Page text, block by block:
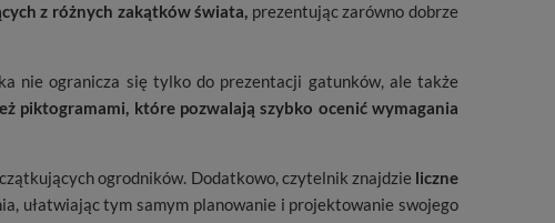
z różnych zakątków świata, prezentując zarówno dobrze
nie ogranicza się tylko do prezentacji gatunków, ale także
piktogramami, które pozwalają szybko ocenić wymagania
ogrodników. Dodatkowo, czytelnik znajdzie liczne
ułatwiając tym samym planowanie i projektowanie swojego